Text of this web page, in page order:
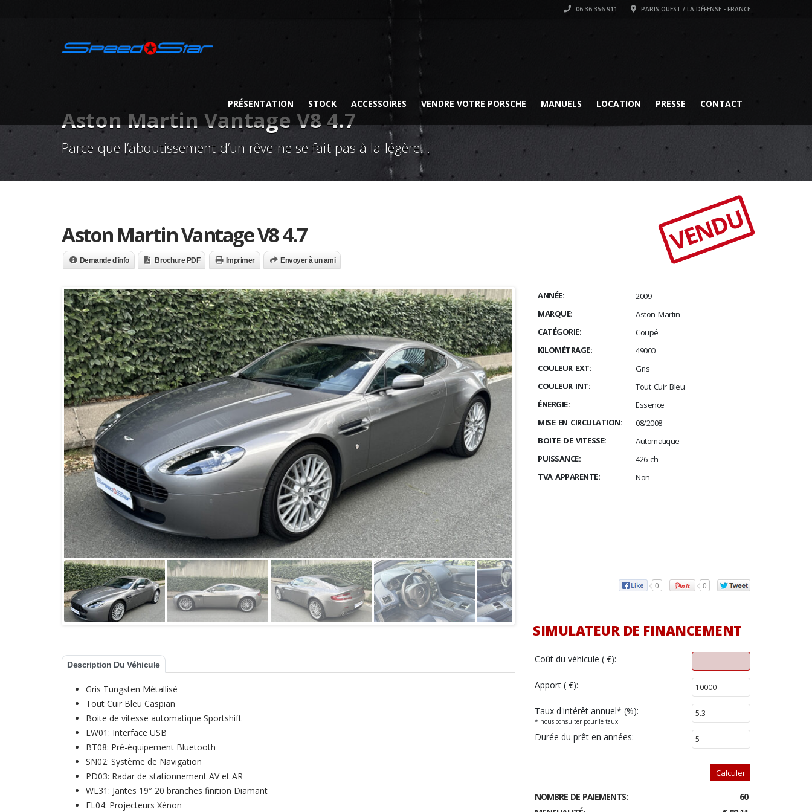
06.36.356.911 PARIS OUEST / LA DÉFENSE - FRANCE
PRÉSENTATION STOCK ACCESSOIRES VENDRE VOTRE PORSCHE MANUELS LOCATION PRESSE CONTACT
Aston Martin Vantage V8 4.7
Parce que l’aboutissement d’un rêve ne se fait pas à la légère…
Aston Martin Vantage V8 4.7 VENDU
Demande d'info Brochure PDF Imprimer Envoyer à un ami
Description Du Véhicule
Gris Tungsten Métallisé
Tout Cuir Bleu Caspian
Boite de vitesse automatique Sportshift
LW01: Interface USB
BT08: Pré-équipement Bluetooth
SN02: Système de Navigation
PD03: Radar de stationnement AV et AR
WL31: Jantes 19″ 20 branches finition Diamant
FL04: Projecteurs Xénon
ANNÉE:
2009
MARQUE:
Aston Martin
CATÉGORIE:
Coupé
KILOMÉTRAGE:
49000
COULEUR EXT:
Gris
COULEUR INT:
Tout Cuir Bleu
ÉNERGIE:
Essence
MISE EN CIRCULATION:
08/2008
BOITE DE VITESSE:
Automatique
PUISSANCE:
426 ch
TVA APPARENTE:
Non
0 0
SIMULATEUR DE FINANCEMENT
Coût du véhicule ( €):
Apport ( €):
Taux d'intérêt annuel* (%):
* nous consulter pour le taux
Durée du prêt en années:
Calculer
NOMBRE DE PAIEMENTS:
60